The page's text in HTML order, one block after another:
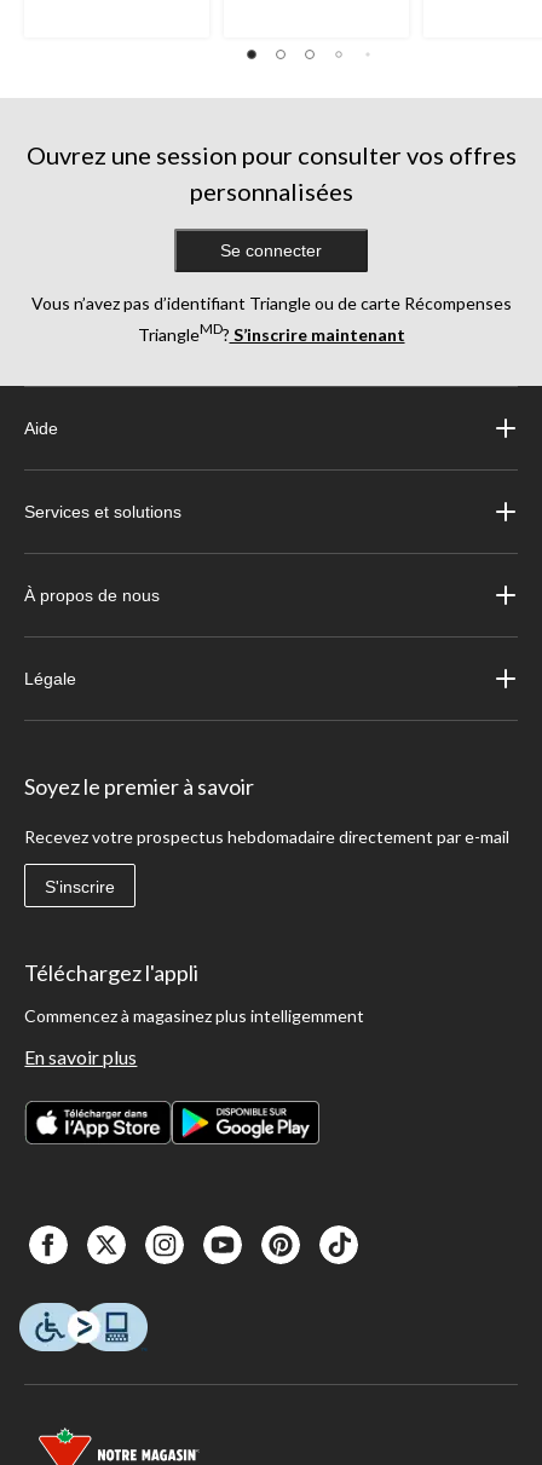
Ouvrez une session pour consulter vos offres
personnalisées
Se connecter
Vous n’avez pas d’identifiant Triangle ou de carte Récompenses
TriangleMD? S’inscrire maintenant
Aide
Services et solutions
À propos de nous
Légale
Soyez le premier à savoir
Recevez votre prospectus hebdomadaire directement par e-mail
S'inscrire
Téléchargez l'appli
Commencez à magasinez plus intelligemment
En savoir plus